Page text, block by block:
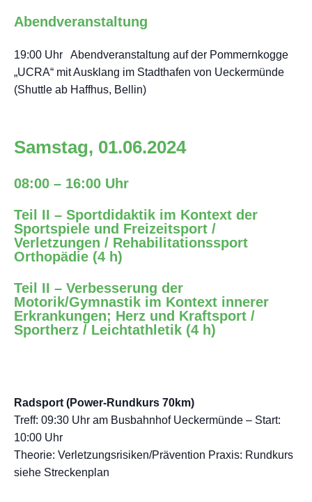
Abendveranstaltung
19:00 Uhr Abendveranstaltung auf der Pommernkogge
„UCRA“ mit Ausklang im Stadthafen von Ueckermünde
(Shuttle ab Haffhus, Bellin)
Samstag, 01.06.2024
08:00 – 16:00 Uhr
Teil II – Sportdidaktik im Kontext der
Sportspiele und Freizeitsport /
Verletzungen / Rehabilitationssport
Orthopädie (4 h)
Teil II – Verbesserung der
Motorik/Gymnastik im Kontext innerer
Erkrankungen; Herz und Kraftsport /
Sportherz / Leichtathletik (4 h)
Radsport (Power-Rundkurs 70km)
Treff: 09:30 Uhr am Busbahnhof Ueckermünde – Start:
10:00 Uhr
Theorie: Verletzungsrisiken/Prävention Praxis: Rundkurs
siehe Streckenplan